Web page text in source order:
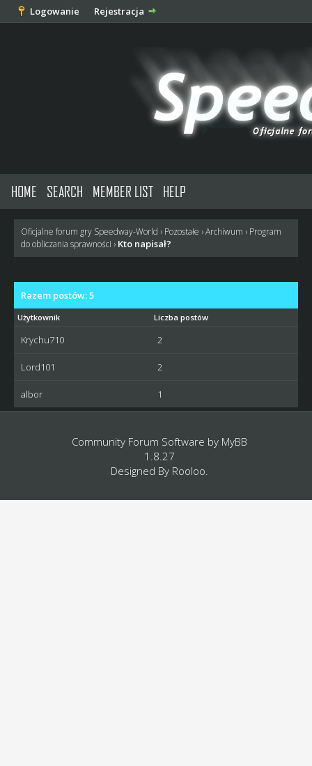
Logowanie Rejestracja
HOME SEARCH MEMBER LIST HELP
Oficjalne forum gry Speedway-World › Pozostałe ›Archiwum › Program
do obliczania sprawności › Kto napisał?
Razem postów: 5
Użytkownik Liczba postów
Krychu710 2
Lord101 2
albor 1
Community Forum Software by MyBB
1.8.27
Designed By Rooloo.